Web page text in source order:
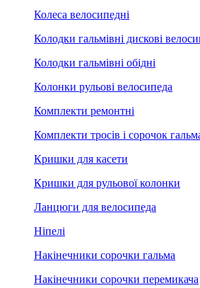
Колеса велосипедні
Колодки гальмівні дискові
Колодки гальмівні обідні
Колонки рульові велосипеда
Комплекти ремонтні
Комплекти тросів і сорочок
Кришки для касети
Кришки для рульової колонки
Ланцюги для велосипеда
Ніпелі
Накінечники сорочки гальма
Накінечники сорочки перемикача